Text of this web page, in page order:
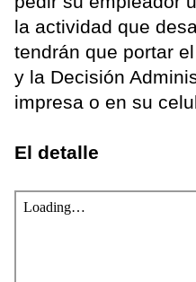
la actividad que
tendrán que portar
y la Decisión
impresa o en su
El detalle